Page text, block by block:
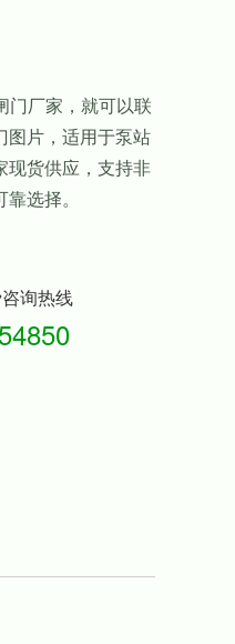
门厂家，就可以联
图片，适用于泵站
现货供应，支持非
选择。
询热线